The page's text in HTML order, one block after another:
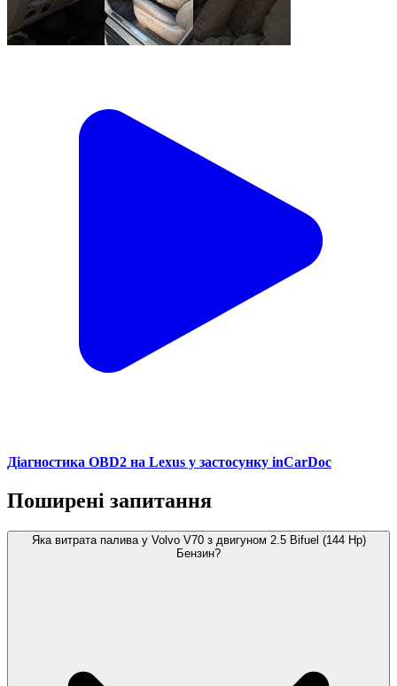
Діагностика OBD2 на Lexus у застосунку inCarDoc
Поширені запитання
Яка витрата палива у Volvo V70 з двигуном 2.5 Bifuel (144 Hp)
Бензин?